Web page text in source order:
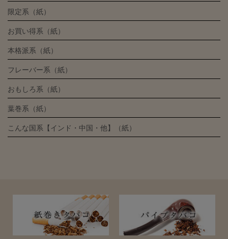
限定系（紙）
お買い得系（紙）
本格派系（紙）
フレーバー系（紙）
おもしろ系（紙）
葉巻系（紙）
こんな国系【インド・中国・他】（紙）